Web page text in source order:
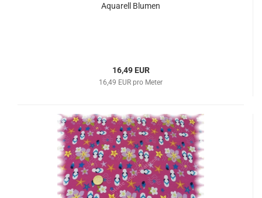
Aquarell Blumen
16,49 EUR
16,49 EUR pro Meter